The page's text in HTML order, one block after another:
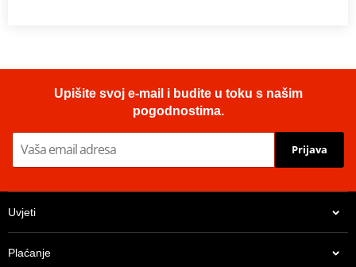
Upišite svoj e-mail i budite u toku s našim
pogodnostima.
Prijava
Uvjeti
Plaćanje